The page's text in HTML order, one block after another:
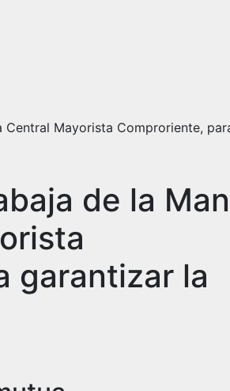
Central Mayorista Comproriente,
de la
garantizar la